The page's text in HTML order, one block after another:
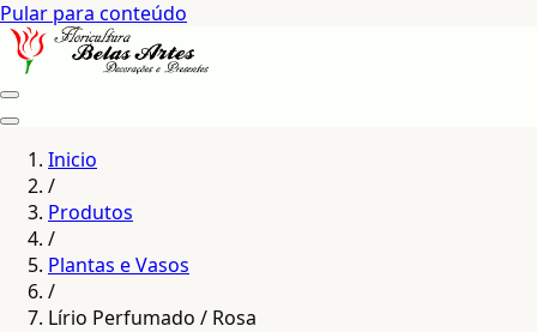
Pular para conteúdo
Inicio
/
Produtos
/
Plantas e Vasos
/
Lírio Perfumado / Rosa